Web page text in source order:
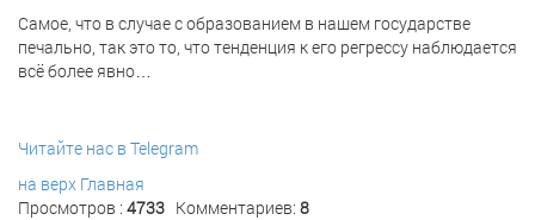
Самое, что в случае с образованием в нашем государстве
печально, так это то, что тенденция к его регрессу наблюдается
всё более явно…
Читайте нас в Telegram
на верх Главная
Просмотров : 4733 Комментариев: 8